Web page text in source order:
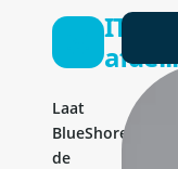
IT-
Laat
BlueShores
de